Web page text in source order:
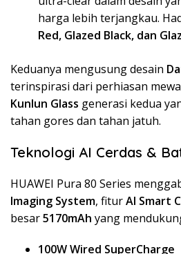
harga lebih terjangkau.
Red, Glazed Black, dan
Keduanya mengusung desain
terinspirasi dari perhiasan
Kunlun Glass generasi kedua
tahan gores dan tahan jatuh.
Teknologi AI Cerdas &
HUAWEI Pura 80 Series
Imaging System, fiturAI Smart
besar5170mAh yang
100W Wired SuperCharge